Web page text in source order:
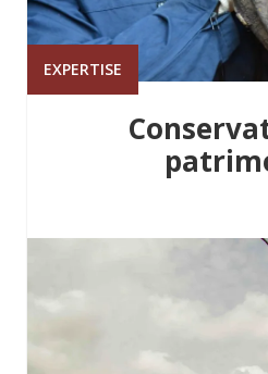
EXPERTISE